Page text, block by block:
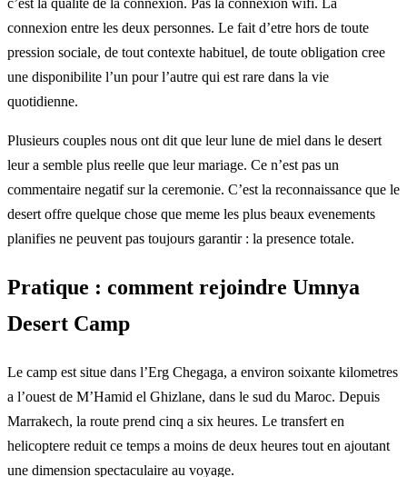
connexion entre les deux personnes. Le fait d’etre hors de toute
pression sociale, de tout contexte habituel, de toute obligation cree
une disponibilite l’un pour l’autre qui est rare dans la vie
quotidienne.
Plusieurs couples nous ont dit que leur lune de miel dans le desert
leur a semble plus reelle que leur mariage. Ce n’est pas un
commentaire negatif sur la ceremonie. C’est la reconnaissance que le
desert offre quelque chose que meme les plus beaux evenements
planifies ne peuvent pas toujours garantir : la presence totale.
Pratique : comment rejoindre Umnya
Desert Camp
Le camp est situe dans l’Erg Chegaga, a environ soixante kilometres
a l’ouest de M’Hamid el Ghizlane, dans le sud du Maroc. Depuis
Marrakech, la route prend cinq a six heures. Le transfert en
helicoptere reduit ce temps a moins de deux heures tout en ajoutant
une dimension spectaculaire au voyage.